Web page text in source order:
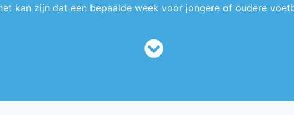
kan zijn dat een bepaalde week voor jongere of oudere